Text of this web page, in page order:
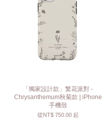
「獨家設計款」繁花派對 -
Chrysanthemum秋菊款 | iPhone
手機殼
從NT$ 750.00 起